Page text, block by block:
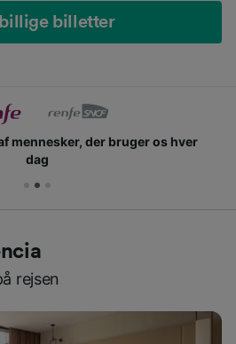
billetter
mennesker, der bruger os hver
dag
rejsen